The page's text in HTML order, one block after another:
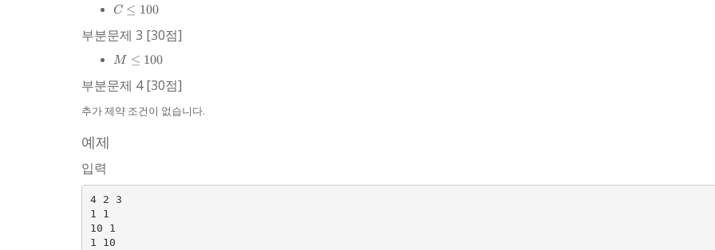
C
100
C ≤ 100
부분문제 3 [30점]
M
100
M ≤ 100
부분문제 4 [30점]
추가 제약 조건이 없습니다.
예제
입력
4 2 3
1 1
10 1
1 10